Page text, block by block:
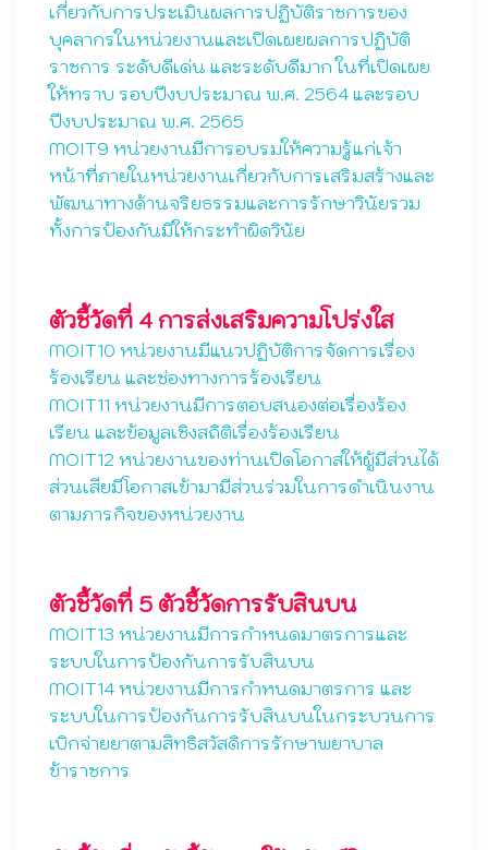
เกี่ยวกับการประเมินผลการปฏิบัติราชการของ
บุคลากรในหน่วยงานและเปิดเผยผลการปฏิบัติ
ราชการ ระดับดีเด่น และระดับดีมาก ในที่เปิดเผย
ให้ทราบ รอบปีงบประมาณ พ.ศ. 2564 และรอบ
ปีงบประมาณ พ.ศ. 2565
MOIT9 หน่วยงานมีการอบรมให้ความรู้แก่เจ้า
หน้าที่ภายในหน่วยงานเกี่ยวกับการเสริมสร้างและ
พัฒนาทางด้านจริยธรรมและการรักษาวินัยรวม
ทั้งการป้องกันมิให้กระทำผิดวินัย
ตัวชี้วัดที่ 4 การส่งเสริมความโปร่งใส
MOIT10 หน่วยงานมีแนวปฏิบัติการจัดการเรื่อง
ร้องเรียน และช่องทางการร้องเรียน
MOIT11 หน่วยงานมีการตอบสนองต่อเรื่องร้อง
เรียน และข้อมูลเชิงสถิติเรื่องร้องเรียน
MOIT12 หน่วยงานของท่านเปิดโอกาสให้ผู้มีส่วนได้
ส่วนเสียมีโอกาสเข้ามามีส่วนร่วมในการดำเนินงาน
ตามภารกิจของหน่วยงาน
ตัวชี้วัดที่ 5 ตัวชี้วัดการรับสินบน
MOIT13 หน่วยงานมีการกำหนดมาตรการและ
ระบบในการป้องกันการรับสินบน
MOIT14 หน่วยงานมีการกำหนดมาตรการ และ
ระบบในการป้องกันการรับสินบนในกระบวนการ
เบิกจ่ายยาตามสิทธิสวัสดิการรักษาพยาบาล
ข้าราชการ